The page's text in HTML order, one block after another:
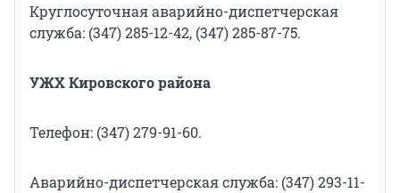
Круглосуточная аварийно-диспетчерская
служба: (347) 285-12-42, (347) 285-87-75.
УЖХ Кировского района
Телефон: (347) 279-91-60.
Аварийно-диспетчерская служба: (347) 293-11-